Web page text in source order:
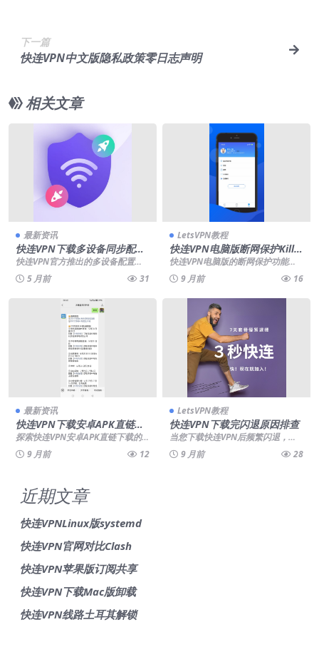
下一篇
快连VPN中文版隐私政策零日志声明
相关文章
最新资讯
快连VPN下载多设备同步配置
文件迁移工具
快连VPN官方推出的多设备配置文
件迁移工具，能一键加密备份并跨
设备恢复VPN设置...
5 月前 31
LetsVPN教程
快连VPN电脑版断网保护Kill S
witch
快连VPN电脑版的断网保护功能在
突发连接中断时立即切断网络传
输，有效防止IP地址...
9 月前 16
最新资讯
快连VPN下载安卓APK直链防
封
探索快连VPN安卓APK直链下载的
安全方法，帮助用户识别正版文件
特征并规避潜在风...
9 月前 12
LetsVPN教程
快连VPN下载完闪退原因排查
当您下载快连VPN后频繁闪退，不
必焦虑，这通常由设备兼容性、缓
存冲突或后台进程干...
9 月前 28
近期文章
快连VPNLinux版systemd
快连VPN官网对比Clash
快连VPN苹果版订阅共享
快连VPN下载Mac版卸载
快连VPN线路土耳其解锁